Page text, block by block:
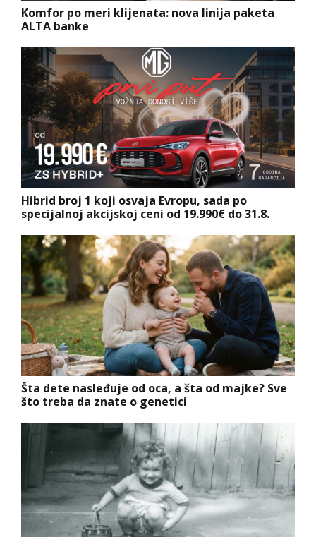
Komfor po meri klijenata: nova linija paketa
ALTA banke
Hibrid broj 1 koji osvaja Evropu, sada po
specijalnoj akcijskoj ceni od 19.990€ do 31.8.
Šta dete nasleđuje od oca, a šta od majke? Sve
što treba da znate o genetici